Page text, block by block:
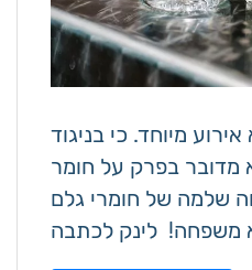
מיוחד. כי בניגוד
מדובר בפרק על חומר
שלמה של חומרי גלם